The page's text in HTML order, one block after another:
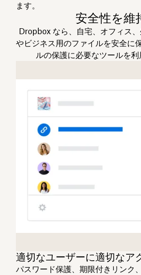
ます。
安全性を維
Dropbox なら、自宅、オフィス
やビジネス用のファイルを安全に
ルの保護に必要なツールを利
適切なユーザーに適切なア
パスワード保護、期限付きリンク